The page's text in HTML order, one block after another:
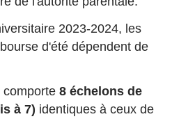
2023-2024, les
d'été dépendent de
comporte 8 échelons de
à 7) identiques à ceux de